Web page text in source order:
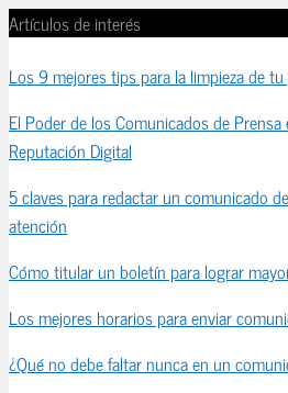
Artículos de interés
Los 9 mejores tips para la limpieza de tu
El Poder de los Comunicados de
Reputación Digital
5 claves para redactar un comunicado
atención
Cómo titular un boletín para lograr
Los mejores horarios para enviar
¿Qué no debe faltar nunca en un